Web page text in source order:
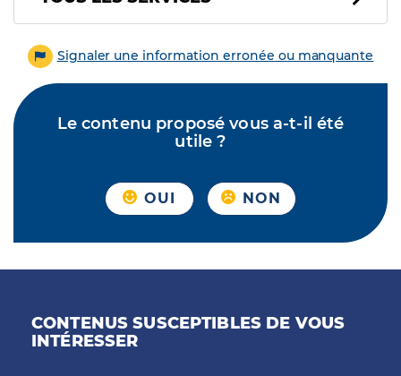
Signaler une information erronée ou manquante
Le contenu proposé vous a-t-il été
utile ?
OUI NON
CONTENUS SUSCEPTIBLES DE VOUS
INTÉRESSER